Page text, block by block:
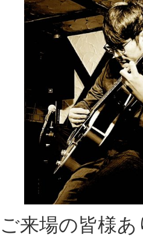
ご来場の皆様